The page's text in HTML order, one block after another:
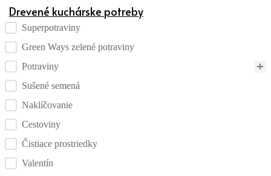
Drevené kuchárske potreby
Kategórie produktov checklist
Superpotraviny
Green Ways zelené potraviny
Potraviny
Sušené semená
Naklíčovanie
Cestoviny
Čistiace prostriedky
Valentín